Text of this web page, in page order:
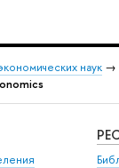
наук →